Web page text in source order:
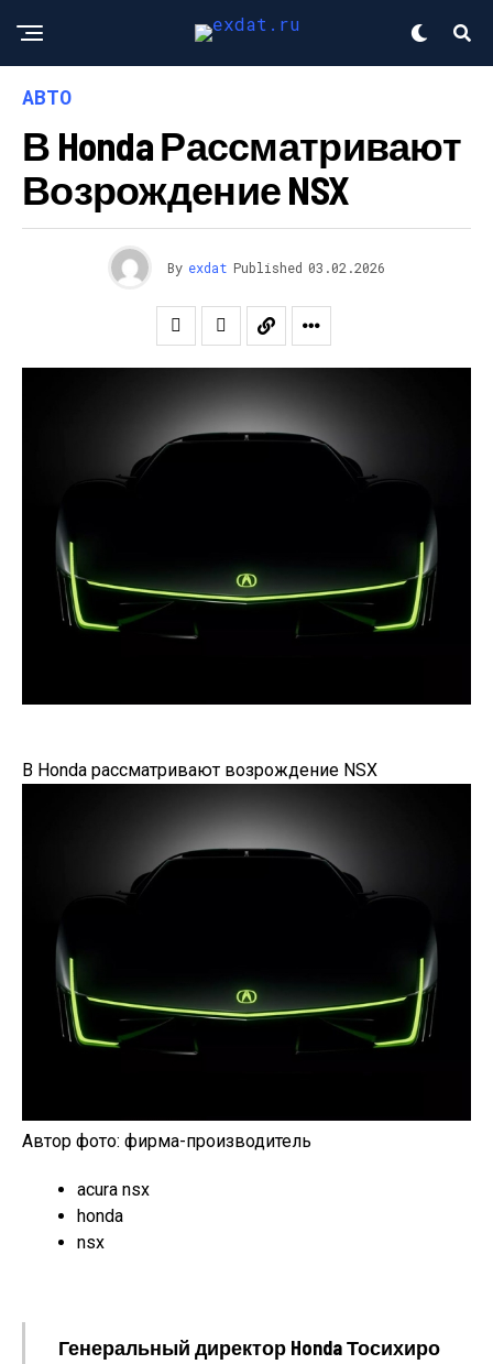
АВТО
В Honda Рассматривают
Возрождение NSX
By exdat Published 03.02.2026
В Honda рассматривают возрождение NSX
Автор фото: фирма-производитель
acura nsx
honda
nsx
Генеральный директор Honda Тосихиро